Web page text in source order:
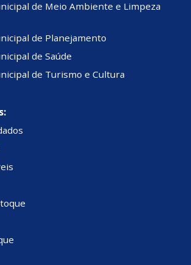
de Meio Ambiente e Limpeza
de Planejamento
de Saúde
de Turismo e Cultura